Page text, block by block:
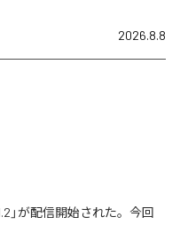
2026.8.8
」が配信開始された。今回